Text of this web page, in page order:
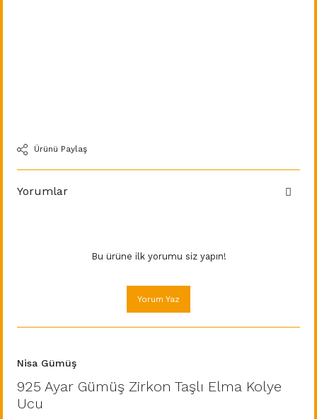
Ürünü Paylaş
Yorumlar
Bu ürüne ilk yorumu siz yapın!
Yorum Yaz
Nisa Gümüş
925 Ayar Gümüş Zirkon Taşlı Elma Kolye
Ucu